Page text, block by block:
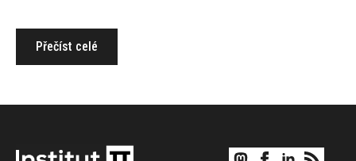
Přečíst celé